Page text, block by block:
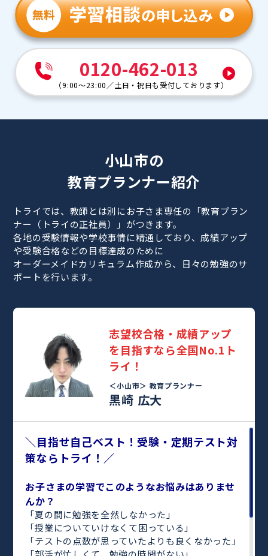
0120-462-013
（9:00～23:00 ／土日・祝日も受付しております）
小山市の
教育プランナー紹介
トライでは、教師とは別にお子さま専任の「教育プラン
ナー（トライの正社員）」がつきます。
各地の受験情報や学校事情に精通しており、成績アップ
や受験合格などの目標達成のために
オーダーメイドカリキュラム作成から、日々の勉強のサ
ポートを行います。
志望校合格・成績アップ
を目指すなら全国No.1ト
ライ！
＜小山市＞ 教育プランナー
黒崎 広大
＼目指せ自己ベスト！受験・定期テスト対
策ならトライ！／
お子さまの学習でこのようなお悩みはありませ
んか？
「夏の間に勉強を全然しなかった」
「授業についていけなくて困っている」
「テストの点数が思っていたよりも良くなかった」